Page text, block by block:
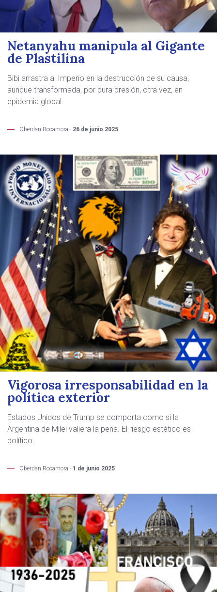
Netanyahu manipula al Gigante
de Plastilina
Bibi arrastra al Imperio en la destrucción de su causa,
aunque transformada, por pura presión, otra vez, en
epidemia global.
Oberdan Rocamora - 26 de junio 2025
Vigorosa irresponsabilidad en la
política exterior
Estados Unidos de Trump se comporta como si la
Argentina de Milei valiera la pena. El riesgo estético es
político.
Oberdan Rocamora - 1 de junio 2025